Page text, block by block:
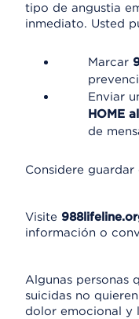
tipo de angustia
inmediato. Usted
Marcar
Enviar
HOME
de
Considere
Visite
información o
Algunas personas
suicidas no
dolor emocional y